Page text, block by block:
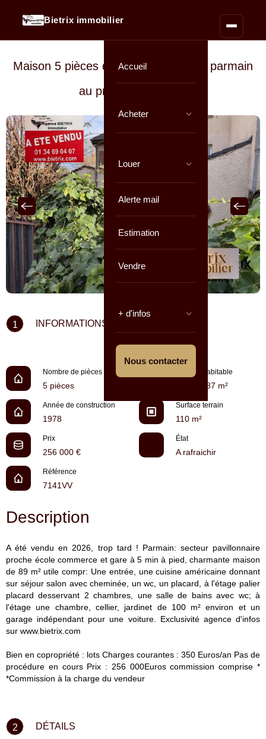
Bietrix immobilier
Accueil
Acheter
Louer
Alerte mail
Estimation
Vendre
+ d'infos
Nous contacter
Maison 5 pièces de87 m² environ
à parmain
au prix de
1 INFORMATIONS CLÉS
Nombre de pièces
5 pièces
Surface habitable
environ 87 m²
Année de construction
1978
Surface terrain
110 m²
Prix
256 000 €
État
A rafraichir
Référence
7141VV
Description
A été vendu en 2026, trop tard ! Parmain: secteur pavillonnaire
proche école commerce et gare à 5 min à pied, charmante maison
de 89 m² utile compr: Une entrée, une cuisine américaine donnant
sur séjour salon avec cheminée, un wc, un placard, à l'étage palier
placard desservant 2 chambres, une salle de bains avec wc; à
l'étage une chambre, cellier, jardinet de 100 m² environ et un
garage indépendant pour une voiture. Exclusivité agence d'infos
sur www.bietrix.com
Bien en copropriété : lots Charges courantes : 350 Euros/an Pas de
procédure en cours Prix : 256 000Euros commission comprise *
*Commission à la charge du vendeur
2 DÉTAILS